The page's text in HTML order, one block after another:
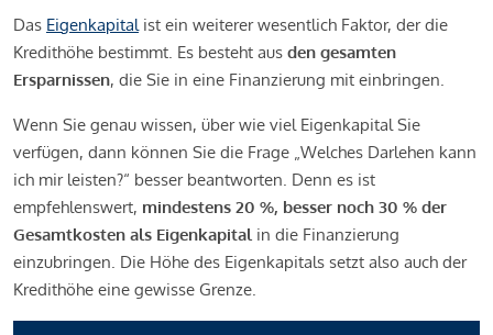
Das Eigenkapitalist ein weiterer wesentlich Faktor, der die
Kredithöhe bestimmt. Es besteht aus den gesamten
Ersparnissen, die Sie in eine Finanzierung mit einbringen.
Wenn Sie genau wissen, über wie viel Eigenkapital Sie
verfügen, dann können Sie die Frage „Welches Darlehen kann
ich mir leisten?“ besser beantworten. Denn es ist
empfehlenswert, mindestens 20 %, besser noch 30 % der
Gesamtkosten als Eigenkapital in die Finanzierung
einzubringen. Die Höhe des Eigenkapitals setzt also auch der
Kredithöhe eine gewisse Grenze.